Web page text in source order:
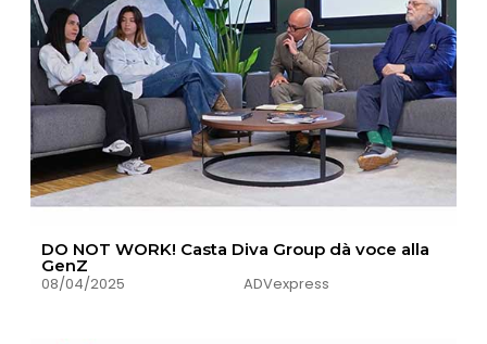
DO NOT WORK! Casta Diva Group dà voce alla
GenZ
08/04/2025
ADVexpress